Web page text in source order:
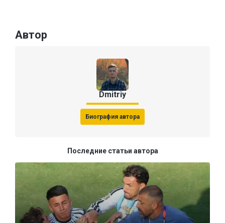
Автор
Dmitriy
Биография автора
Последние статьи автора